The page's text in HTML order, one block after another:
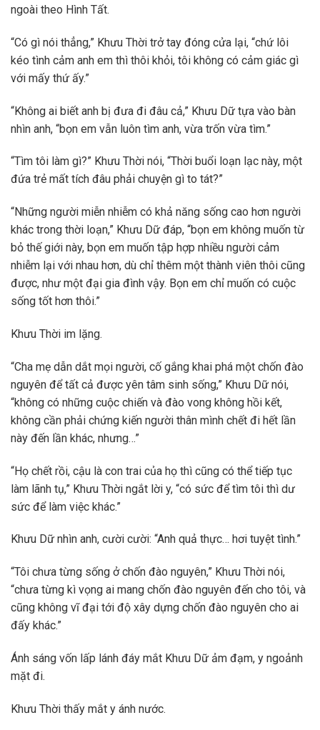
ngoài theo Hình Tất.
“Có gì nói thẳng,” Khưu Thời trở tay đóng cửa lại, “chứ lôi
kéo tình cảm anh em thì thôi khỏi, tôi không có cảm giác gì
với mấy thứ ấy.”
“Không ai biết anh bị đưa đi đâu cả,” Khưu Dữ tựa vào bàn
nhìn anh, “bọn em vẫn luôn tìm anh, vừa trốn vừa tìm.”
“Tìm tôi làm gì?” Khưu Thời nói, “Thời buổi loạn lạc này, một
đứa trẻ mất tích đâu phải chuyện gì to tát?”
“Những người miễn nhiễm có khả năng sống cao hơn người
khác trong thời loạn,” Khưu Dữ đáp, “bọn em không muốn từ
bỏ thế giới này, bọn em muốn tập hợp nhiều người cảm
nhiễm lại với nhau hơn, dù chỉ thêm một thành viên thôi cũng
được, như một đại gia đình vậy. Bọn em chỉ muốn có cuộc
sống tốt hơn thôi.”
Khưu Thời im lặng.
“Cha mẹ dẫn dắt mọi người, cố gắng khai phá một chốn đào
nguyên để tất cả được yên tâm sinh sống,” Khưu Dữ nói,
“không có những cuộc chiến và đào vong không hồi kết,
không cần phải chứng kiến người thân mình chết đi hết lần
này đến lần khác, nhưng…”
“Họ chết rồi, cậu là con trai của họ thì cũng có thể tiếp tục
làm lãnh tụ,” Khưu Thời ngắt lời y, “có sức để tìm tôi thì dư
sức để làm việc khác.”
Khưu Dữ nhìn anh, cười cười: “Anh quả thực… hơi tuyệt tình.”
“Tôi chưa từng sống ở chốn đào nguyên,” Khưu Thời nói,
“chưa từng kì vọng ai mang chốn đào nguyên đến cho tôi, và
cũng không vĩ đại tới độ xây dựng chốn đào nguyên cho ai
đấy khác.”
Ánh sáng vốn lấp lánh đáy mắt Khưu Dữ ảm đạm, y ngoảnh
mặt đi.
Khưu Thời thấy mắt y ánh nước.